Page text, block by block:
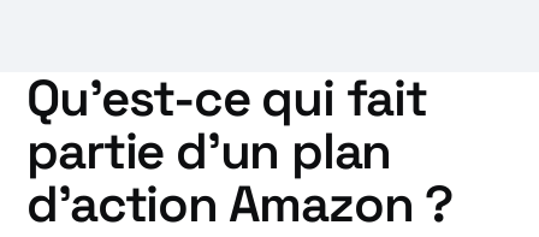
Qu'est-ce qui fait
partie d'un plan
d'action Amazon ?